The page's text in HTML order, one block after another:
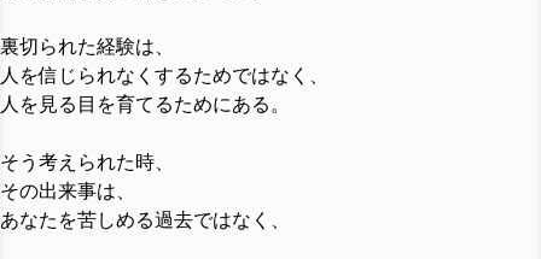
裏切られた経験は、
人を信じられなくするためではなく、
人を見る目を育てるためにある。
そう考えられた時、
その出来事は、
あなたを苦しめる過去ではなく、